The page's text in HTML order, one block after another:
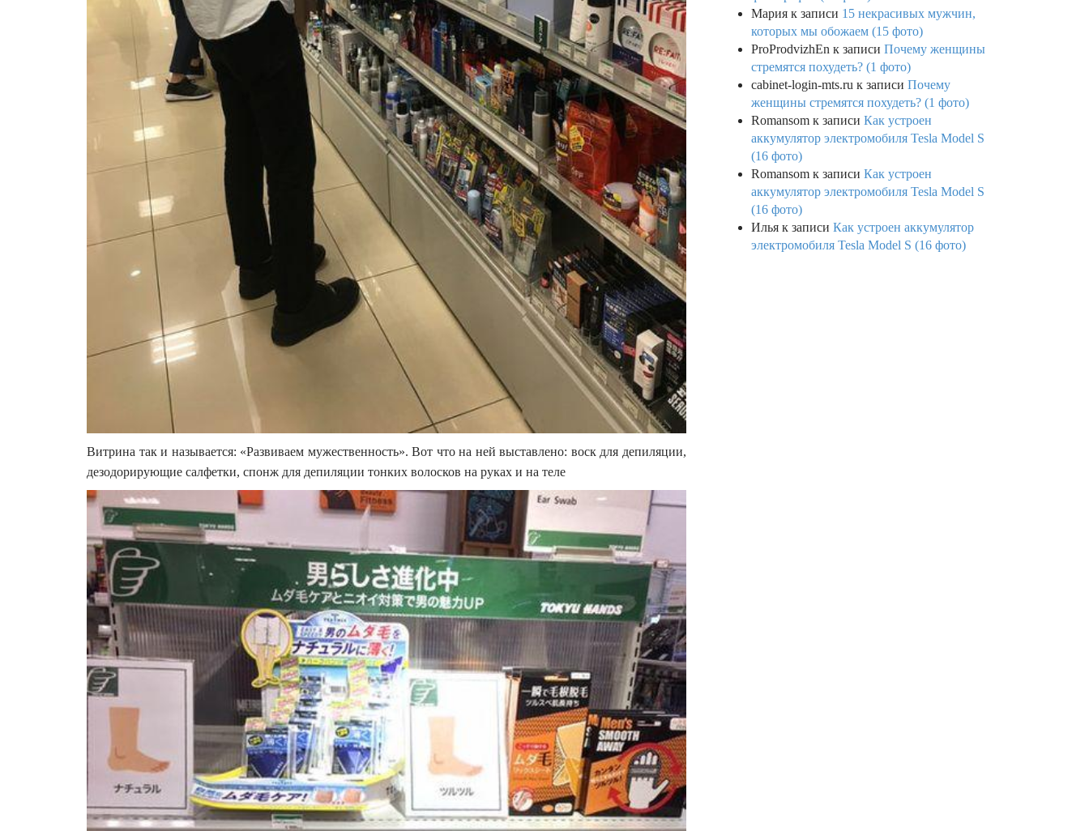
Витрина так и называется: «Развиваем мужественность». Вот что на ней выставлено: воск для депиляции,
дезодорирующие салфетки, спонж для депиляции тонких волосков на руках и на теле
Мария к записи 15 некрасивых мужчин,
которых мы обожаем (15 фото)
ProProdvizhEn к записи Почему женщины
стремятся похудеть? (1 фото)
cabinet-login-mts.ru к записи Почему
женщины стремятся похудеть? (1 фото)
Romansom к записи Как устроен
аккумулятор электромобиля Tesla Model S
(16 фото)
Romansom к записи Как устроен
аккумулятор электромобиля Tesla Model S
(16 фото)
Илья к записи Как устроен аккумулятор
электромобиля Tesla Model S (16 фото)